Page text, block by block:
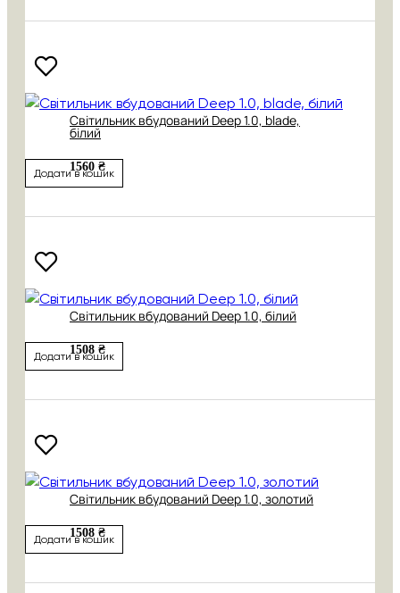
Світильник вбудований Deep 1.0, blade,
білий
1560 ₴
Додати в кошик
Світильник вбудований Deep 1.0, білий
1508 ₴
Додати в кошик
Світильник вбудований Deep 1.0, золотий
1508 ₴
Додати в кошик